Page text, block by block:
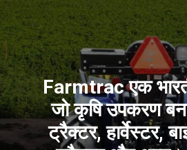
Farmtrac एक
जो कृषि उपकरण
ट्रैक्टर, हार्वेस्टर,